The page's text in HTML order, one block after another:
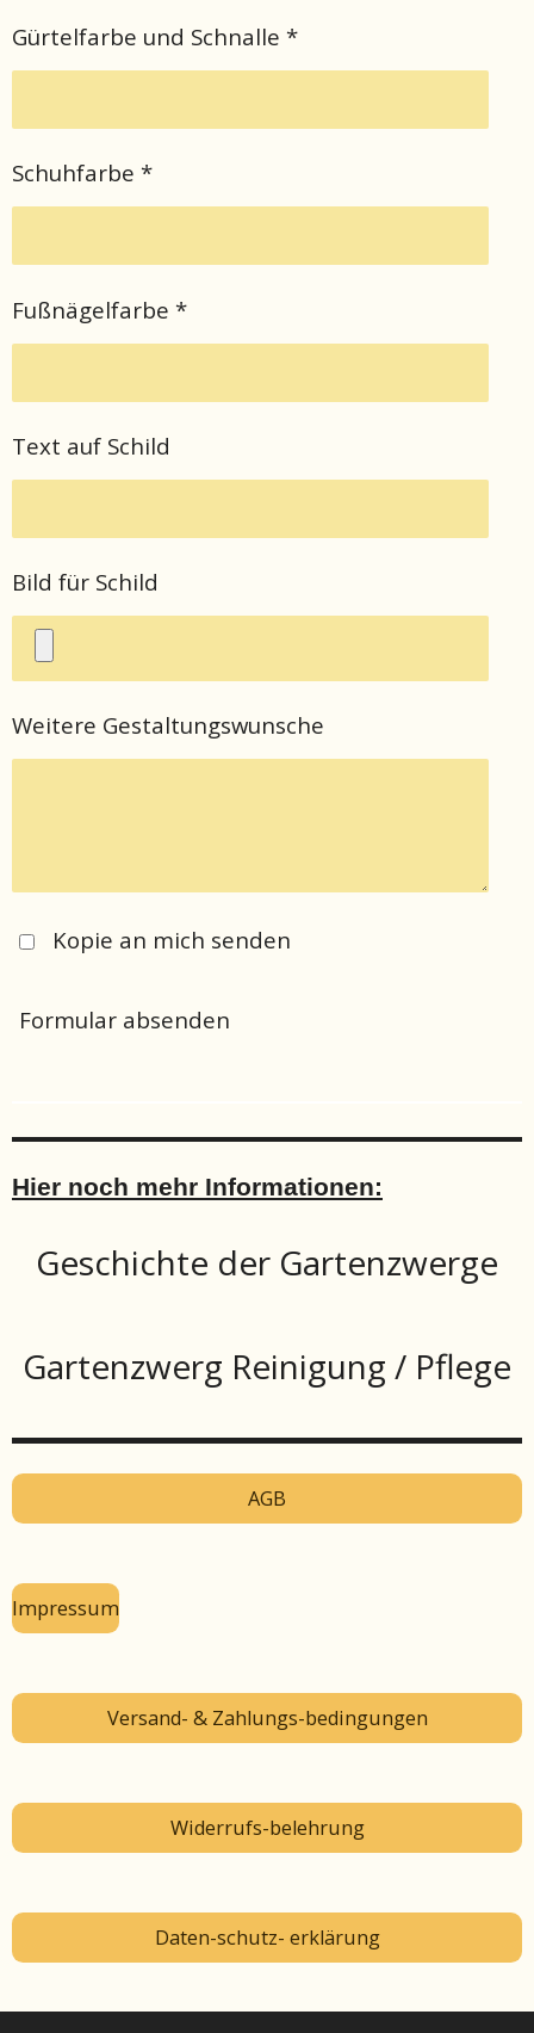
Gürtelfarbe und Schnalle *
Schuhfarbe *
Fußnägelfarbe *
Text auf Schild
Bild für Schild
Weitere Gestaltungswunsche
Kopie an mich senden
Formular absenden
Hier noch mehr Informationen:
Geschichte der Gartenzwerge
Gartenzwerg Reinigung / Pflege
AGB
Impressum
Versand- & Zahlungs-bedingungen
Widerrufs-belehrung
Daten-schutz- erklärung